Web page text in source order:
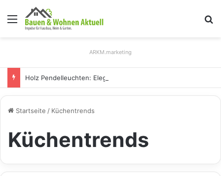
Menü
ARKM.marketing
Startseite / Küchentrends
Küchentrends